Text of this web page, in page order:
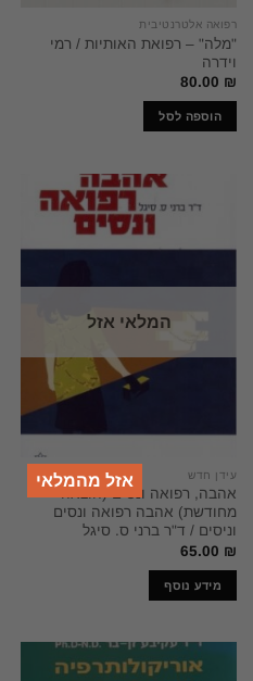
רפואה אלטרנטיבית
"מלה" – רפואת האותיות / רמי
וידרה
80.00 ₪
הוספה לסל
המלאי אזל
אזל מהמלאי עידן חדש
אהבה, רפואה ונסים (הוצאה
מחודשת) אהבה רפואה ונסים
וניסים / ד"ר ברני ס. סיגל
65.00 ₪
מידע נוסף